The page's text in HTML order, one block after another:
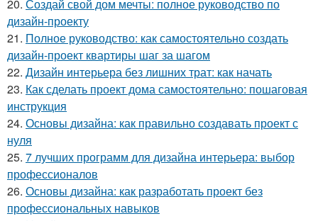
20. Создай свой дом мечты: полное руководство по
дизайн-проекту
21. Полное руководство: как самостоятельно создать
дизайн-проект квартиры шаг за шагом
22. Дизайн интерьера без лишних трат: как начать
23. Как сделать проект дома самостоятельно: пошаговая
инструкция
24. Основы дизайна: как правильно создавать проект с
нуля
25. 7 лучших программ для дизайна интерьера: выбор
профессионалов
26. Основы дизайна: как разработать проект без
профессиональных навыков